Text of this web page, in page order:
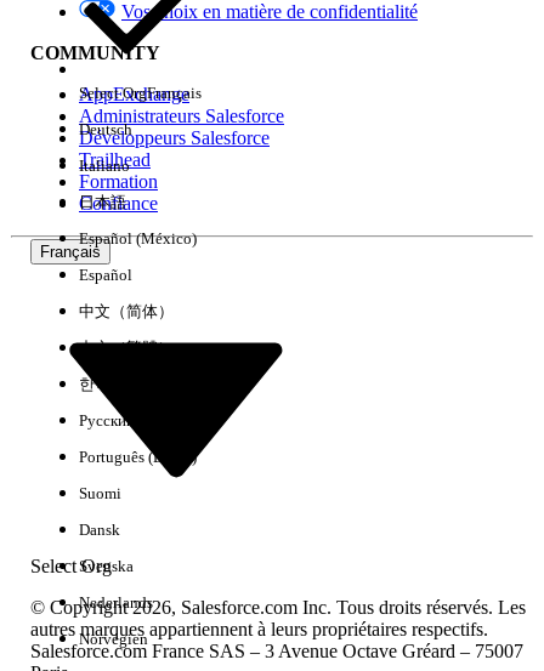
Edition
Expérience
Aucun résultat
Vos choix en matière de confidentialité
COMMUNITY
AppExchange
Administrateurs Salesforce
Développeurs Salesforce
Trailhead
Formation
Confiance
Français
Select Org
Select OrgFrançais
Deutsch
Italiano
日本語
Español (México)
Español
中文（简体）
中文（繁體）
한국어
Русский
Português (Brasil)
Suomi
Dansk
Svenska
Nederlands
Norvégien
© Copyright 2026, Salesforce.com Inc. Tous droits réservés. Les
autres marques appartiennent à leurs propriétaires respectifs.
Salesforce.com France SAS – 3 Avenue Octave Gréard – 75007